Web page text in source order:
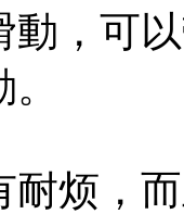
動，可
耐烦，